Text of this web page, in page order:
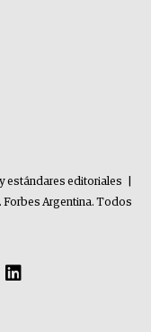
estándares editoriales
Argentina. Todos